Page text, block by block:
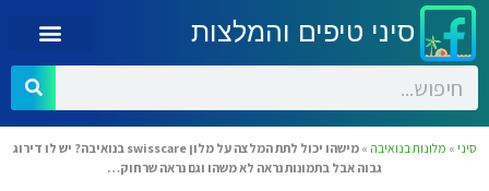
סיני טיפים והמלצות
סיני » מלונות בנואיבה »
מישהו יכול לתת המלצה על מלון swisscare בנואיבה? יש לו דירוג
גבוה אבל בתמונות נראה לא משהו וגם נראה שרחוק…